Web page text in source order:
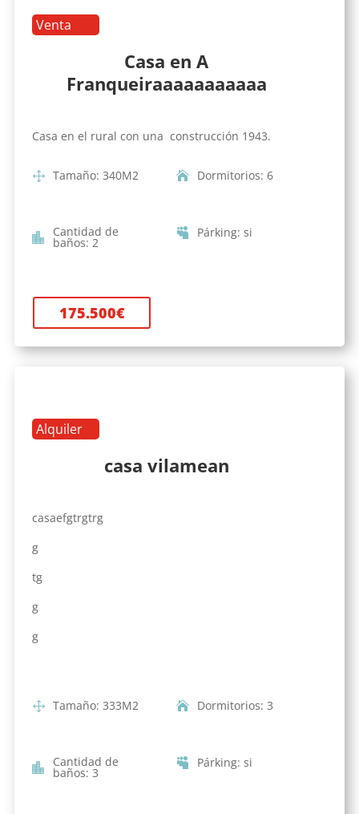
Venta
Casa en A
Franqueiraaaaaaaaaaa
Casa en el rural con una construcción 1943.
Tamaño: 340M2 Dormitorios: 6
Cantidad de
baños: 2
Párking: si
175.500€
Alquiler
casa vilamean
casaefgtrgtrg
g
tg
g
g
Tamaño: 333M2 Dormitorios: 3
Cantidad de
baños: 3
Párking: si